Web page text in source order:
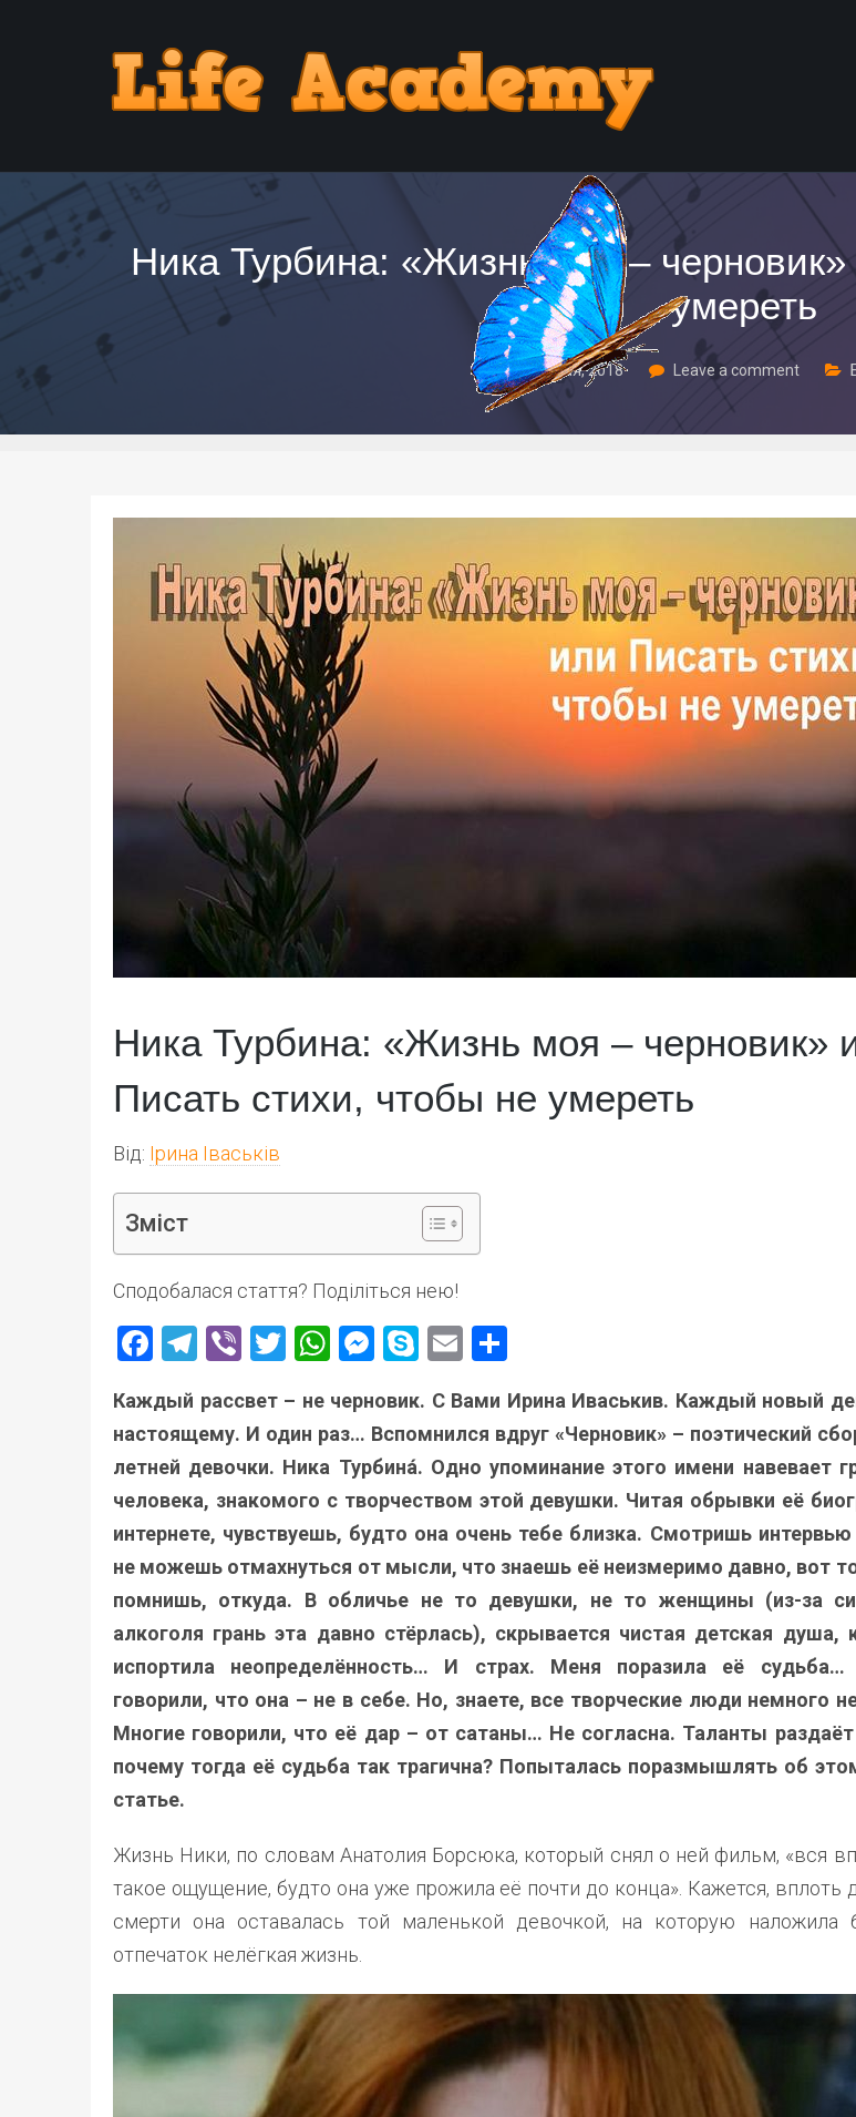
Ника Турбина: «Жизнь моя –
умереть
27 Жовтня, 2018 Leave a comment
Ника Турбина: «Жизнь моя – черновик»
Писать стихи, чтобы не умереть
Від: Ірина Іваськів
Зміст
Сподобалася стаття? Поділіться нею!
Facebook
Telegram
ViberTwitter
WhatsApp
Messenger
Skype
Email
Каждый рассвет – не черновик. С Вами Ирина Иваськив. Каждый новый
настоящему. И один раз… Вспомнился вдруг «Черновик» – поэтический
летней девочки. Ника Турбина́. Одно упоминание этого имени навевает
человека, знакомого с творчеством этой девушки. Читая обрывки её
интернете, чувствуешь, будто она очень тебе близка. Смотришь интервью
не можешь отмахнуться от мысли, что знаешь её неизмеримо давно, вот
помнишь, откуда. В обличье не то девушки, не то женщины (из-за
алкоголя грань эта давно стёрлась), скрывается чистая детская душа,
испортила неопределённость… И страх. Меня поразила её судьба…
говорили, что она – не в себе. Но, знаете, все творческие люди немного
Многие говорили, что её дар – от сатаны… Не согласна. Таланты
почему тогда её судьба так трагична? Попыталась поразмышлять об
статье.
Жизнь Ники, по словам Анатолия Борсюка, который снял о ней фильм, «вся
такое ощущение, будто она уже прожила её почти до конца». Кажется, вплоть
смерти она оставалась той маленькой девочкой, на которую наложила
отпечаток нелёгкая жизнь.